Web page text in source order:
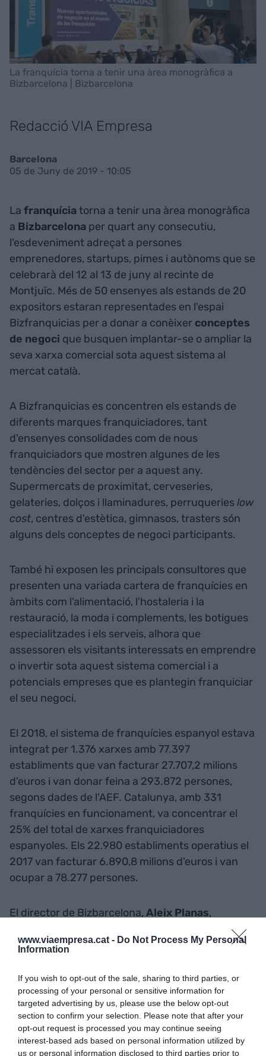
www.viaempresa.cat - Do Not Process My Personal
Information
If you wish to opt-out of the sale, sharing to third parties, or
processing of your personal or sensitive information for
targeted advertising by us, please use the below opt-out
section to confirm your selection. Please note that after your
opt-out request is processed you may continue seeing
interest-based ads based on personal information utilized by
us or personal information disclosed to third parties prior to
La franquícia torna a tenir una àrea monogràfica a
Bizbarcelona | Bizbarcelona
Redacció VIA Empresa
Barcelona
05 de Juny de 2019 - 10:05
La franquíciatorna a tenir una àrea monogràfica
a Bizbarcelona per quart any consecutiu,
l'esdeveniment adreçat a persones
emprenedores, startups, pimes i autònoms que se
celebrarà del 12 al 13 de juny al recinte de
Montjuïc. Més de 50 ensenyes als estands de 20
expositors estaran representades en l'espai
Bizfranquicias per a donar a conèixer conceptes
de negoci que busquen implantar-se o ampliar la
seva xarxa comercial sota aquest sistema al
mercat català.
A Bizfranquicias es concentren els estands de
diferents marques franquiciadores, tant
d'ensenyes consolidades com de nous
franquiciadors que mostren algunes de les
tendències del sector per a aquest any.
Supermercats de proximitat, cerveseries,
gelateries, dolços i llaminadures, perruquerieslow
cost, centres d'estètica, gimnasos, trasters són
alguns dels conceptes de negoci participants.
També hi exposen les principals consultores que
presenten una variada cartera de franquícies en
àmbits com l'alimentació, l'hostaleria i la
restauració, la moda i complements, les botigues
especialitzades i els serveis, alhora que
assessoren els visitants interessats en emprendre
o invertir sota aquest sistema comercial i a
potencials empreses que es plantegin franquiciar
el seu negoci.
El 2018, el sistema de franquícies espanyol estava
integrat per 1.376 xarxes amb 77.397
establiments que van facturar 27.707,2 milions
d'euros i van donar feina a 293.872 persones,
segons dades de l'AEF. Catalunya, amb 331
franquícies en funcionament, va concentrar el
25% del total de xarxes franquiciadores
espanyoles. Els 22.980 establiments operatius el
2017 van facturar 6.890,8 milions d'euros i van
ocupar a 78.277 persones.
El director de Bizbarcelona, ​​ Aleix Planas,
quantitat de xarxes comercials, el mercat català
innovadors i la franquícia és clau en la
dinamització delretail". Així mateix, Planas
destaca que "la franquícia pot ser una bona opció
d'autoocupació o inversió per a moltes persones
amb actitud emprenedora que assumeixen el risc